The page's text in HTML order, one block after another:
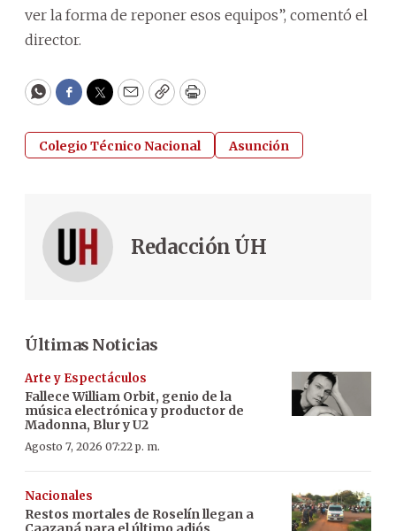
ver la forma de reponer esos equipos”, comentó el
director.
WhatsApp
Facebook
Twitter
EmailCopyPrint
Colegio Técnico Nacional Asunción
Redacción ÚH
Últimas Noticias
Arte y Espectáculos
Fallece William Orbit, genio de la
música electrónica y productor de
Madonna, Blur y U2
Agosto 7, 2026 07:22 p. m.
Nacionales
Restos mortales de Roselín llegan a